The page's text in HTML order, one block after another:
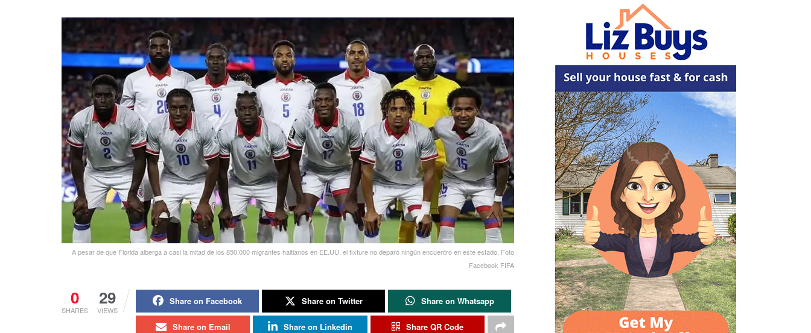
A pesar de que Florida alberga a casi la mitad de los 850.000 migrantes haitianos en EE.UU. el fixture no deparó ningún encuentro en este estado. Foto
Facebook FIFA
0
SHARES
29
VIEWS
Share on Facebook Share on Twitter Share on Whatsapp
Share on Email Share on Linkedin Share QR Code